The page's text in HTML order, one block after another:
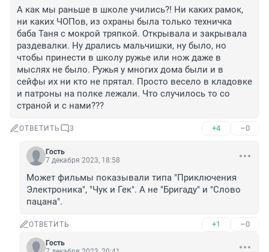
А как мы раньше в школе учились?! Ни каких рамок,
ни каких ЧОПов, из охраны была только техничка
баба Таня с мокрой тряпкой. Открывала и закрывала
раздевалки. Ну дрались мальчишки, ну было, но
чтобы принести в школу ружье или нож даже в
мыслях не было. Ружья у многих дома были и в
сейфы их ни кто не прятал. Просто весело в кладовке
и патроны на полке лежали. Что случилось то со
страной и с нами???
ОТВЕТИТЬ 3 +4 –0
Гость
7 декабря 2023, 18:58
Может фильмы показывали типа "Приключения
Электроника", "Чук и Гек". А не "Бригаду" и "Слово
пацана".
ОТВЕТИТЬ +1 –0
Гость